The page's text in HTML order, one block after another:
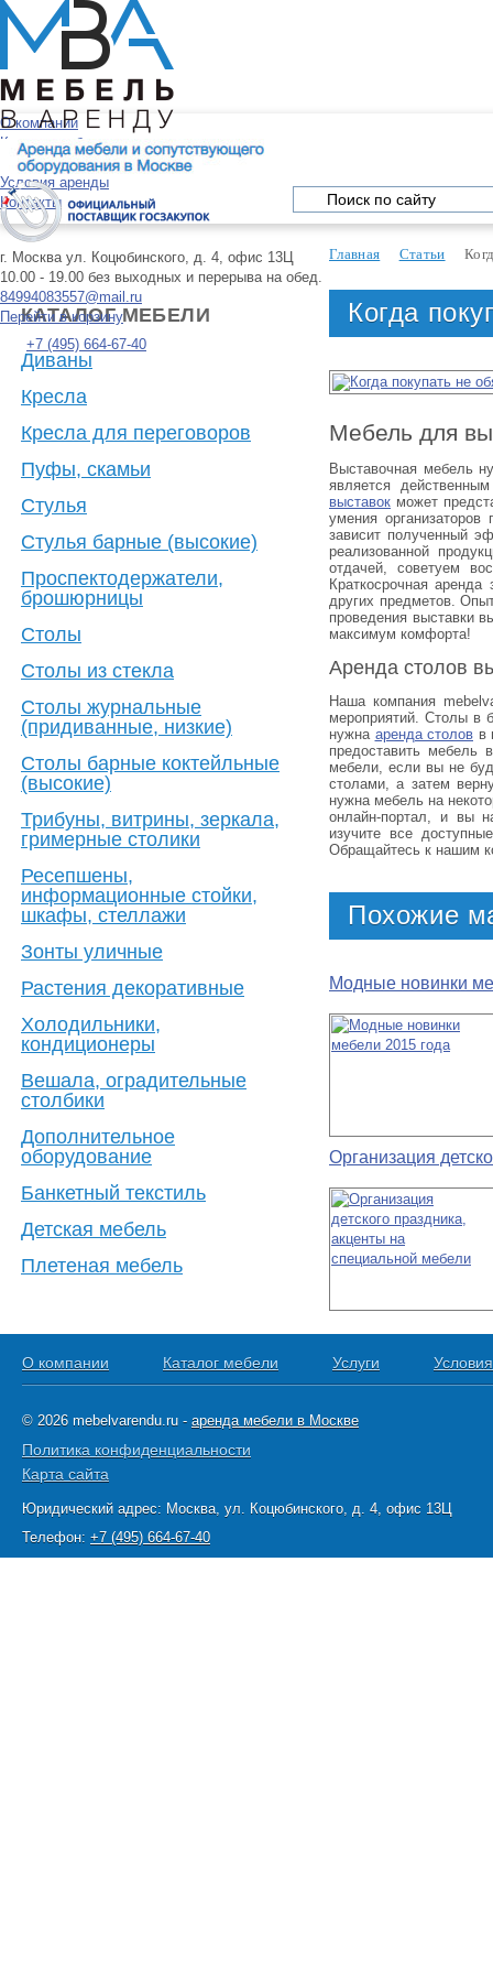
г. Москваул. Коцюбинского, д. 4, офис 13Ц
10.00 - 19.00 без выходных и перерыва на обед.
84994083557@mail.ru
Перейти в корзину
+7 (495) 664-67-40
О компании
Каталог мебели
Услуги
Условия аренды
Контакты
Главная Статьи
Когда
Мебель для
Выставочная мебель
является
выставок может
умения
зависит полученный
реализованной
отдачей, советуем
Краткосрочная
других предметов.
проведения выставки
максимум комфорта!
Аренда столов
Наша компания
мероприятий. Столы в
нужна аренда столов в
предоставить мебель
мебели, если вы не
столами, а затем
нужна мебель на
онлайн-портал, и вы
изучите все
Обращайтесь к нашим
Похожие
Модные новинки
Организация
КАТАЛОГ МЕБЕЛИ
Диваны
Кресла
Кресла для переговоров
Пуфы, скамьи
Стулья
Стулья барные (высокие)
Проспектодержатели,
брошюрницы
Столы
Столы из стекла
Столы журнальные
(придиванные, низкие)
Столы барные коктейльные
(высокие)
Трибуны, витрины, зеркала,
гримерные столики
Ресепшены,
информационные стойки,
шкафы, стеллажи
Зонты уличные
Растения декоративные
Холодильники,
кондиционеры
Вешала, оградительные
столбики
Дополнительное
оборудование
Банкетный текстиль
Детская мебель
Плетеная мебель
О компании Каталог мебели Услуги
© 2026 mebelvarendu.ru - аренда мебели в Москве
Политика конфиденциальности
Карта сайта
Юридический адрес: Москва, ул. Коцюбинского, д. 4, офис 13Ц
Телефон: +7 (495) 664-67-40